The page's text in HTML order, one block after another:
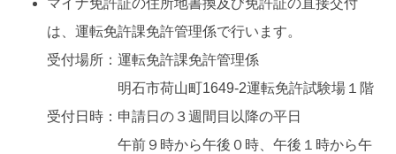
マイナ免許証の住所地書換及び免許証の直接交付
は、運転免許課免許管理係で行います。
受付場所：運転免許課免許管理係
明石市荷山町1649-2運転免許試験場１階
受付日時：申請日の３週間目以降の平日
午前９時から午後０時、午後１時から午